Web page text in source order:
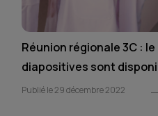
Réunion régionale 3C :
diapositives sont
Publié le 29 décembre 2022